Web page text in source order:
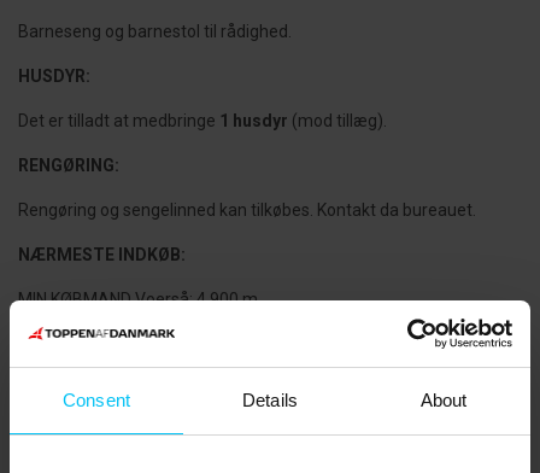
Consent Details About
Barneseng og barnestol til rådighed.
HUSDYR:
Det er tilladt at medbringe 1 husdyr (mod tillæg).
RENGØRING:
Rengøring og sengelinned kan tilkøbes. Kontakt da bureauet.
NÆRMESTE INDKØB:
MIN KØBMAND Voerså: 4.900 m.
Sæby med mange handlemuligheder: 10.000 m.
Området syd for Sæby, omkring Lyngså og Voerså, er et af de